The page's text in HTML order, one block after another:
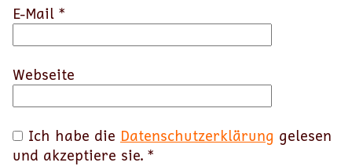
E-Mail *
Webseite
Ich habe die Datenschutzerklärung gelesen
und akzeptiere sie. *